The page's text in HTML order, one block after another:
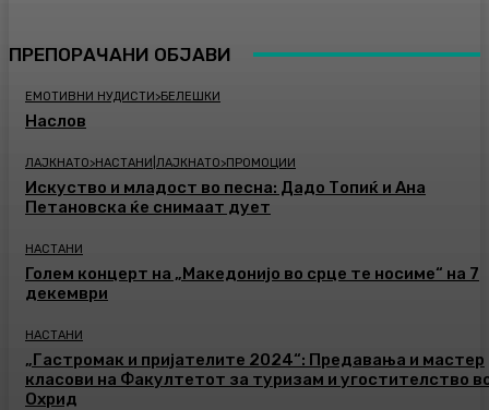
ПРЕПОРАЧАНИ ОБЈАВИ
ЕМОТИВНИ НУДИСТИ>БЕЛЕШКИ
Наслов
ЛАЈКНАТО>НАСТАНИ|ЛАЈКНАТО>ПРОМОЦИИ
Искуство и младост во песна: Дадо Топиќ и Ана
Петановска ќе снимаат дует
НАСТАНИ
Голем концерт на „Македонијо во срце те носиме“ на 7
декември
НАСТАНИ
„Гастромак и пријателите 2024“: Предавања и мастер
класови на Факултетот за туризам и угостителство
Охрид